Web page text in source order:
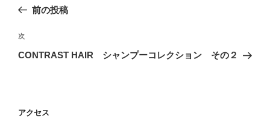
ビ
ゲ
ン
の
稿
前の投稿
次
の
次
CONTRAST HAIR シャンプーコレクション その２
アクセス